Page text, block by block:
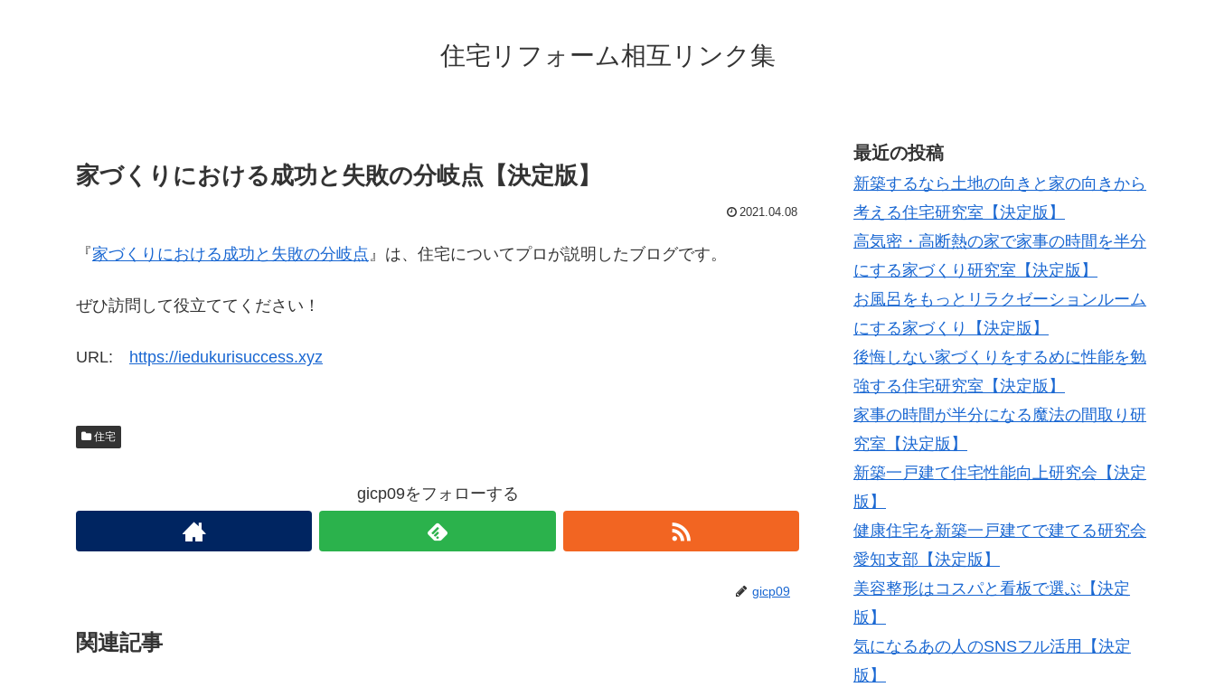
住宅リフォーム相互リンク集
家づくりにおける成功と失敗の分岐点【決定版】
2021.04.08
『家づくりにおける成功と失敗の分岐点 』は、住宅についてプロが説明したブログです。
ぜひ訪問して役立ててください！
URL: https://iedukurisuccess.xyz
住宅
gicp09をフォローする
gicp09
関連記事
最近の投稿
新築するなら土地の向きと家の向きから
考える住宅研究室【決定版】
高気密・高断熱の家で家事の時間を半分
にする家づくり研究室【決定版】
お風呂をもっとリラクゼーションルーム
にする家づくり【決定版】
後悔しない家づくりをするめに性能を勉
強する住宅研究室【決定版】
家事の時間が半分になる魔法の間取り研
究室【決定版】
新築一戸建て住宅性能向上研究会【決定
版】
健康住宅を新築一戸建てで建てる研究会
愛知支部【決定版】
美容整形はコスパと看板で選ぶ【決定
版】
気になるあの人のSNSフル活用【決定
版】